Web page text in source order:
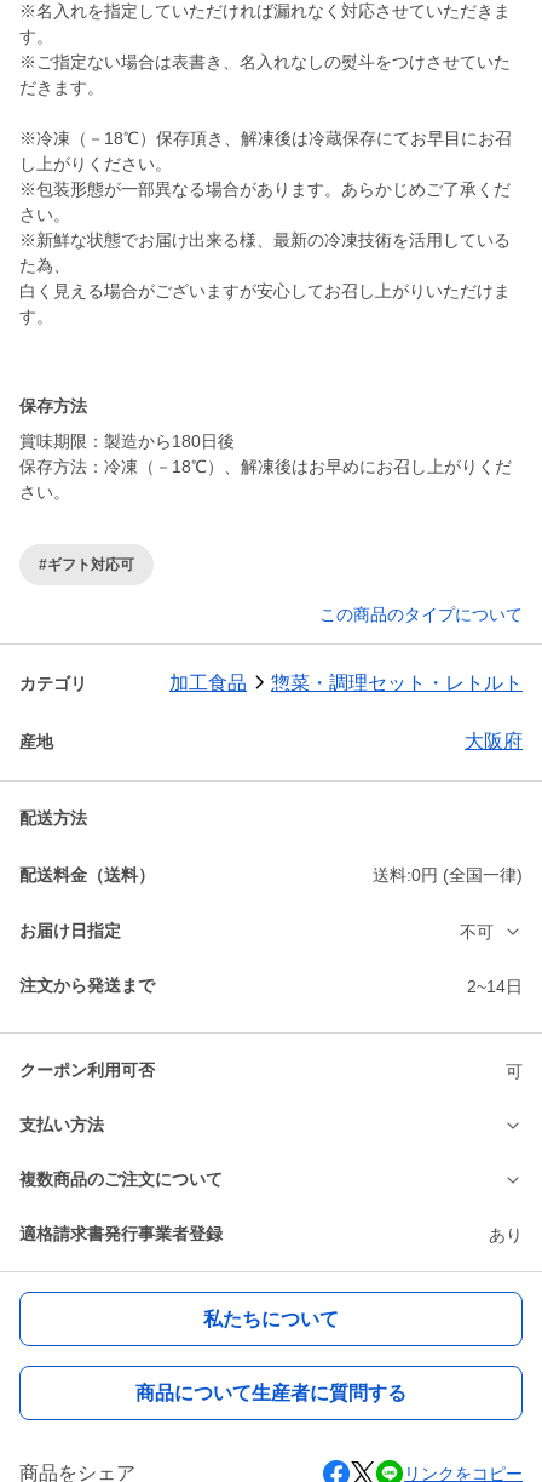
※名入れを指定していただければ漏れなく対応させていただきま
す。
※ご指定ない場合は表書き、名入れなしの熨斗をつけさせていた
だきます。
※冷凍（－18℃）保存頂き、解凍後は冷蔵保存にてお早目にお召
し上がりください。
※包装形態が一部異なる場合があります。あらかじめご了承くだ
さい。
※新鮮な状態でお届け出来る様、最新の冷凍技術を活用している
た為、
白く見える場合がございますが安心してお召し上がりいただけま
す。
保存方法
賞味期限：製造から180日後
保存方法：冷凍（－18℃）、解凍後はお早めにお召し上がりくだ
さい。
#ギフト対応可
この商品のタイプについて
カテゴリ 加工食品 惣菜・調理セット・レトルト
産地 大阪府
配送方法
配送料金（送料） 送料:0円 (全国一律)
お届け日指定 不可
注文から発送まで 2~14日
クーポン利用可否 可
支払い方法
複数商品のご注文について
適格請求書発行事業者登録 あり
私たちについて
商品について生産者に質問する
商品をシェア リンクをコピー